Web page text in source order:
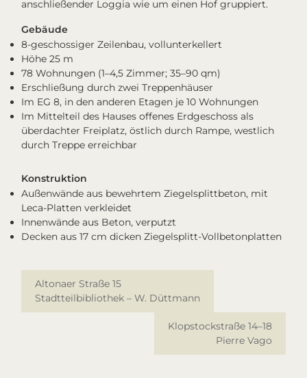
anschließender Loggia wie um einen Hof gruppiert.
Gebäude
8-geschossiger Zeilenbau, vollunterkellert
Höhe 25 m
78 Wohnungen (1–4,5 Zimmer; 35–90 qm)
Erschließung durch zwei Treppenhäuser
Im EG 8, in den anderen Etagen je 10 Wohnungen
Im Mittelteil des Hauses offenes Erdgeschoss als
überdachter Freiplatz, östlich durch Rampe, westlich
durch Treppe erreichbar
Konstruktion
Außenwände aus bewehrtem Ziegelsplittbeton, mit
Leca-Platten verkleidet
Innenwände aus Beton, verputzt
Decken aus 17 cm dicken Ziegelsplitt-Vollbetonplatten
Altonaer Straße 15
Stadtteilbibliothek – W. Düttmann
Klopstockstraße 14–18
Pierre Vago